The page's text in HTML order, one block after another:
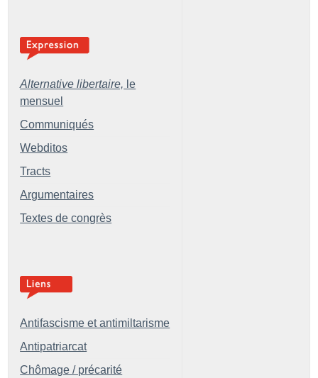
Alternative libertaire, le
mensuel
Communiqués
Webditos
Tracts
Argumentaires
Textes de congrès
Antifascisme et antimiltarisme
Antipatriarcat
Chômage / précarité